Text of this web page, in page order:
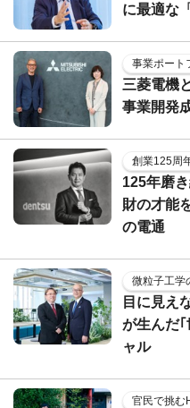
に最適な
事業ポート
三菱電機
事業開発
創業125周
125年磨
財の才能
の電通
微粒子工学
目に見え
が生んだ
ャル
官民で挑む